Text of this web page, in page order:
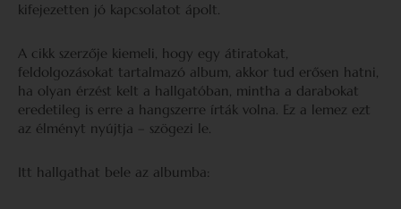
kifejezetten jó kapcsolatot ápolt.
A cikk szerzője kiemeli, hogy egy átiratokat,
feldolgozásokat tartalmazó album, akkor tud erősen hatni,
ha olyan érzést kelt a hallgatóban, mintha a darabokat
eredetileg is erre a hangszerre írták volna. Ez a lemez ezt
az élményt nyújtja – szögezi le.
Itt hallgathat bele az albumba: